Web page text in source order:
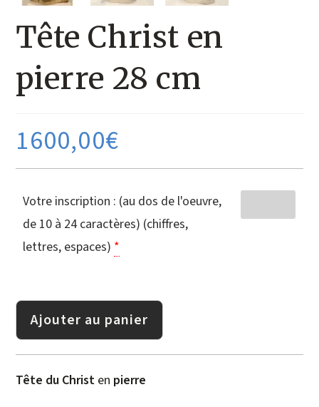
Tête Christ en
pierre 28 cm
1600,00€
Votre inscription : (au dos de l'oeuvre,
de 10 à 24 caractères) (chiffres,
lettres, espaces) *
Ajouter au panier
Tête du Christ en pierre